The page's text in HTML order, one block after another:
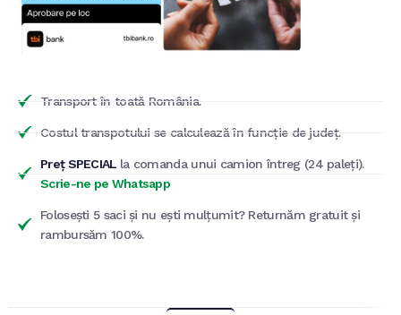
Transport în toată România.
Costul transpotului se calculează în funcție de județ.
Preț SPECIAL la comanda unui camion întreg (24 paleți).
Scrie-ne pe Whatsapp
Folosești 5 saci și nu ești mulțumit? Returnăm gratuit și
rambursăm 100%.